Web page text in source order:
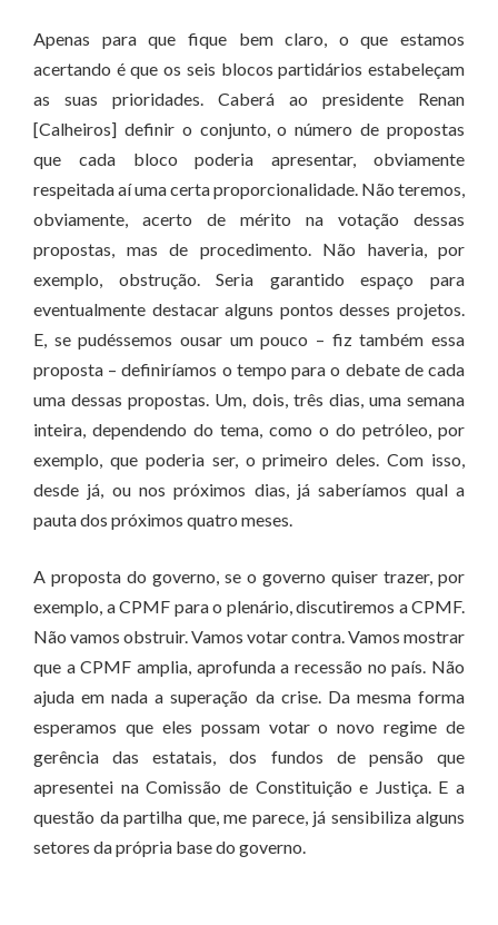
Apenas para que fique bem claro, o que estamos
acertando é que os seis blocos partidários estabeleçam
as suas prioridades. Caberá ao presidente Renan
[Calheiros] definir o conjunto, o número de propostas
que cada bloco poderia apresentar, obviamente
respeitada aí uma certa proporcionalidade. Não teremos,
obviamente, acerto de mérito na votação dessas
propostas, mas de procedimento. Não haveria, por
exemplo, obstrução. Seria garantido espaço para
eventualmente destacar alguns pontos desses projetos.
E, se pudéssemos ousar um pouco – fiz também essa
proposta – definiríamos o tempo para o debate de cada
uma dessas propostas. Um, dois, três dias, uma semana
inteira, dependendo do tema, como o do petróleo, por
exemplo, que poderia ser, o primeiro deles. Com isso,
desde já, ou nos próximos dias, já saberíamos qual a
pauta dos próximos quatro meses.
A proposta do governo, se o governo quiser trazer, por
exemplo, a CPMF para o plenário, discutiremos a CPMF.
Não vamos obstruir. Vamos votar contra. Vamos mostrar
que a CPMF amplia, aprofunda a recessão no país. Não
ajuda em nada a superação da crise. Da mesma forma
esperamos que eles possam votar o novo regime de
gerência das estatais, dos fundos de pensão que
apresentei na Comissão de Constituição e Justiça. E a
questão da partilha que, me parece, já sensibiliza alguns
setores da própria base do governo.